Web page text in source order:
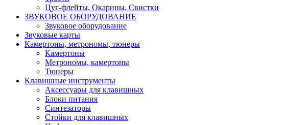
Цуг-флейты, Окарины, Свистки
ЗВУКОВОЕ ОБОРУДОВАНИЕ
Звуковое оборудование
Звуковые карты
Камертоны, метрономы, тюнеры
Камертоны
Метрономы, камертоны
Тюнеры
Клавишные инструменты
Аксессуары для клавишных
Блоки питания
Синтезаторы
Стойки для клавишных